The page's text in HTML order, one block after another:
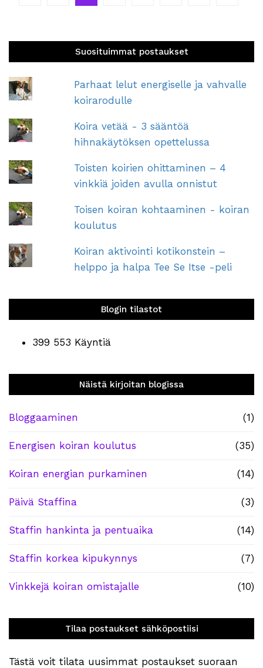
Suosituimmat postaukset
Parhaat lelut energiselle ja vahvalle
koirarodulle
Koira vetää - 3 sääntöä
hihnakäytöksen opettelussa
Toisten koirien ohittaminen – 4
vinkkiä joiden avulla onnistut
Toisen koiran kohtaaminen - koiran
koulutus
Koiran aktivointi kotikonstein –
helppo ja halpa Tee Se Itse -peli
Blogin tilastot
399 553 Käyntiä
Näistä kirjoitan blogissa
Bloggaaminen (1)
Energisen koiran koulutus (35)
Koiran energian purkaminen (14)
Päivä Staffina (3)
Staffin hankinta ja pentuaika (14)
Staffin korkea kipukynnys (7)
Vinkkejä koiran omistajalle (10)
Tilaa postaukset sähköpostiisi
Tästä voit tilata uusimmat postaukset suoraan